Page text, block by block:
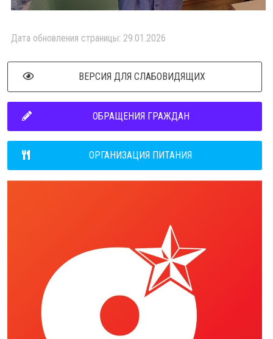
Дата обновления страницы: 29.01.2026
ВЕРСИЯ ДЛЯ СЛАБОВИДЯЩИХ
ОБРАЩЕНИЯ ГРАЖДАН
ОРГАНИЗАЦИЯ ПИТАНИЯ